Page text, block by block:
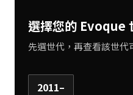
選擇您的 Evoque
先選世代，再查看該世代
2011–